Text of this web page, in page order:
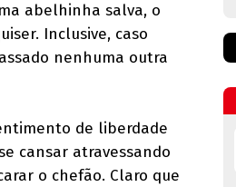
abelhinha salva, o
Inclusive, caso
nenhuma outra
de liberdade
cansar atravessando
o chefão. Claro que